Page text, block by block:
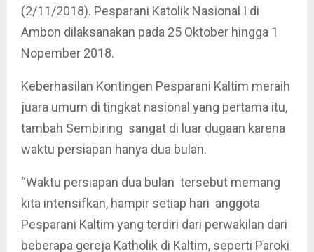
(2/11/2018). Pesparani Katolik Nasional I di
Ambon dilaksanakan pada 25 Oktober hingga 1
Nopember 2018.
Keberhasilan Kontingen Pesparani Kaltim meraih
juara umum di tingkat nasional yang pertama itu,
tambah Sembiring sangat di luar dugaan karena
waktu persiapan hanya dua bulan.
“Waktu persiapan dua bulan tersebut memang
kita intensifkan, hampir setiap hari anggota
Pesparani Kaltim yang terdiri dari perwakilan dari
beberapa gereja Katholik di Kaltim, seperti Paroki